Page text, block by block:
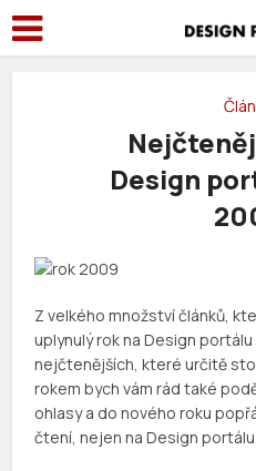
Design
Z velkého množství článků,
uplynulý rok na Design
nejčtenějších, které určitě
rokem bych vám rád také
ohlasy a do nového roku
čtení, nejen na Design portálu.